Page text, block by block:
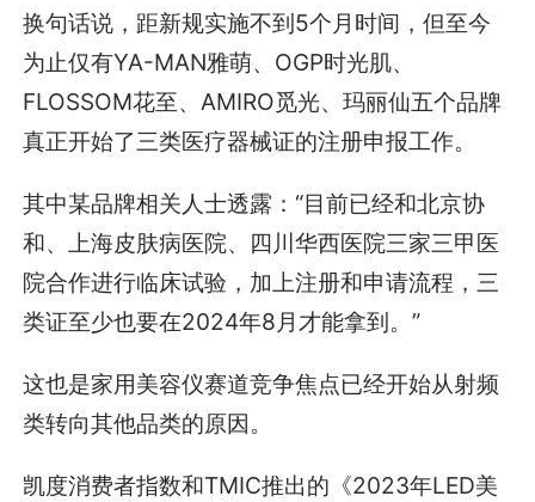
换句话说，距新规实施不到5个月时间，但至今
为止仅有YA-MAN雅萌、OGP时光肌、
FLOSSOM花至、AMIRO觅光、玛丽仙五个品牌
真正开始了三类医疗器械证的注册申报工作。
其中某品牌相关人士透露：“目前已经和北京协
和、上海皮肤病医院、四川华西医院三家三甲医
院合作进行临床试验，加上注册和申请流程，三
类证至少也要在2024年8月才能拿到。”
这也是家用美容仪赛道竞争焦点已经开始从射频
类转向其他品类的原因。
凯度消费者指数和TMIC推出的《2023年LED美